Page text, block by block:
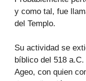
y como tal, fue
del Templo.
Su actividad se
bíblico del 518
Ageo, con quien